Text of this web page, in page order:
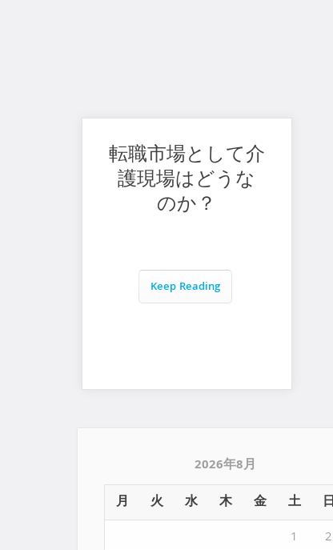
転職市場として介
護現場はどうな
のか？
Keep Reading
2026年8月
月
火 水 木 金 土
日
1
2